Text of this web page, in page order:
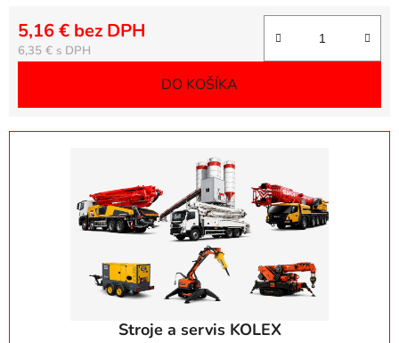
6,35 €
5,16 € bez DPH
DO KOŠÍKA
Stroje a servis KOLEX